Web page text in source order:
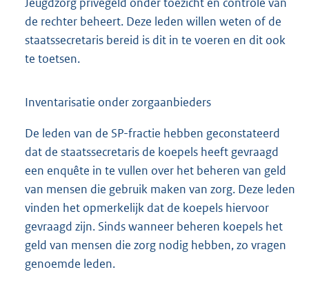
de rechter beheert. Deze leden willen weten of de
staatssecretaris bereid is dit in te voeren en dit ook
te toetsen.
Inventarisatie onder zorgaanbieders
De leden van de SP-fractie hebben geconstateerd
dat de staatssecretaris de koepels heeft gevraagd
een enquête in te vullen over het beheren van geld
van mensen die gebruik maken van zorg. Deze leden
vinden het opmerkelijk dat de koepels hiervoor
gevraagd zijn. Sinds wanneer beheren koepels het
geld van mensen die zorg nodig hebben, zo vragen
genoemde leden.